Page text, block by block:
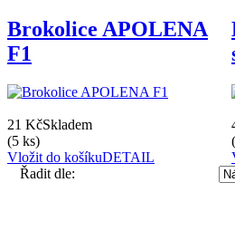
Brokolice APOLENA
F1
21 KčSkladem
(5 ks)
Vložit do košíkuDETAIL
Řadit dle: